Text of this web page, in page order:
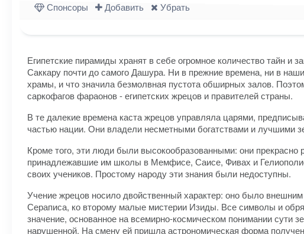
Спонсоры Добавить Убрать
Египетские пирамиды хранят в себе огромное количество тайн и
Саккару почти до самого Дашура. Ни в прежние времена, ни в
храмы, и что значила безмолвная пустота обширных залов.
саркофагов фараонов - египетских жрецов и правителей страны.
В те далекие времена каста жрецов управляла царями,
частью нации. Они владели несметными богатствами и лучшими
Кроме того, эти люди были высокообразованными: они прекрасно
принадлежавшие им школы в Мемфисе, Саисе, Фивах и
своих учеников. Простому народу эти знания были недоступны.
Учение жрецов носило двойственный характер: оно было
Сераписа, ко второму малые мистерии Изиды. Все символы и
значение, основанное на всемирно-космическом понимании сути
нарушенной. На смену ей пришла астрономическая форма